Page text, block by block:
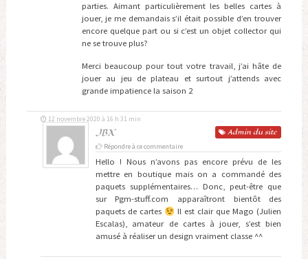
parties. Aimant particulièrement les belles cartes à
jouer, je me demandais s’il était possible d’en trouver
encore quelque part ou si c’est un objet collector qui
ne se trouve plus?
Merci beaucoup pour tout votre travail, j’ai hâte de
jouer au jeu de plateau et surtout j’attends avec
grande impatience la saison 2
JBX Admin du site
12 novembre 2020 à 16 h 31 min
Répondre à ce commentaire
Hello ! Nous n’avons pas encore prévu de les
mettre en boutique mais on a commandé des
paquets supplémentaires… Donc, peut-être que
sur Pgm-stuff.com apparaîtront bientôt des
paquets de cartes
Il est clair que Mago (Julien
Escalas), amateur de cartes à jouer, s’est bien
amusé à réaliser un design vraiment classe ^^